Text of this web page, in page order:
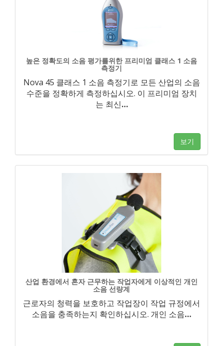
높은 정확도의 소음 평가를위한 프리미엄 클래스 1 소음
측정기
Nova 45 클래스 1 소음 측정기로 모든 산업의 소음
수준을 정확하게 측정하십시오. 이 프리미엄 장치
는 최신…
보기
산업 환경에서 혼자 근무하는 작업자에게 이상적인 개인
소음 선량계
근로자의 청력을 보호하고 작업장이 작업 규정에서
소음을 충족하는지 확인하십시오. 개인 소음…